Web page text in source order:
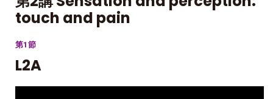
touch and pain
第1節
L2A